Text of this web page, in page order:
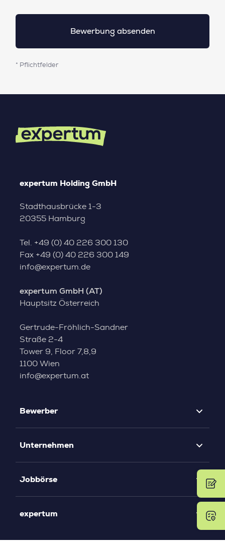
* Pflichtfelder
expertum Holding GmbH
Stadthausbrücke 1-3
20355 Hamburg
Tel. +49 (0) 40 226 300 130
Fax +49 (0) 40 226 300 149
info@expertum.de
expertum GmbH (AT)
Hauptsitz Österreich
Gertrude-Fröhlich-Sandner
Straße 2-4
Tower 9, Floor 7,8,9
1100 Wien
info@expertum.at
Bewerber
Unternehmen
Jobbörse
expertum